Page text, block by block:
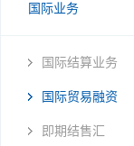
国际业务
国际结算业务
国际贸易融资
即期结售汇